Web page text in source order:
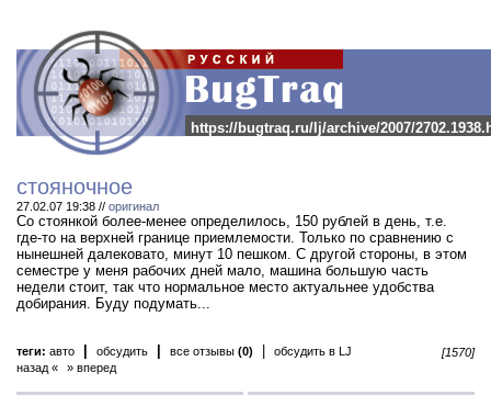
https://bugtraq.ru/lj/archive/2007/
стояночное
27.02.07 19:38 // оригинал
Со стоянкой более-менее определилось, 150 рублей в день, т.е.
где-то на верхней границе приемлемости. Только по сравнению с
нынешней далековато, минут 10 пешком. С другой стороны, в этом
семестре у меня рабочих дней мало, машина большую часть
недели стоит, так что нормальное место актуальнее удобства
добирания. Буду подумать...
теги: авто обсудить все отзывы (0) обсудить в LJ
[1570]
назад «
» вперед